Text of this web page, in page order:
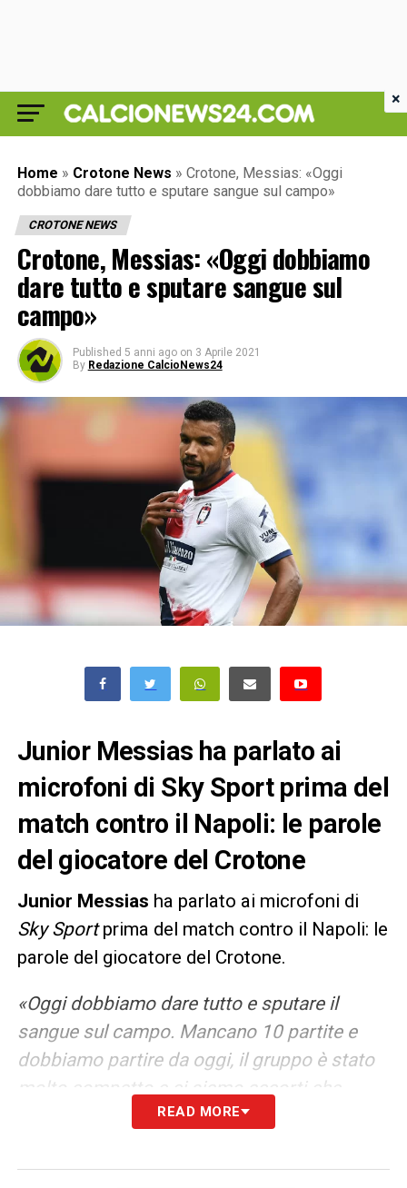
Home » Crotone News » Crotone, Messias: «Oggi
dobbiamo dare tutto e sputare sangue sul campo»
CROTONE NEWS
Crotone, Messias: «Oggi dobbiamo
dare tutto e sputare sangue sul
campo»
Published 5 anni ago on 3 Aprile 2021
By Redazione CalcioNews24
Junior Messias ha parlato ai
microfoni di Sky Sport prima del
match contro il Napoli: le parole
del giocatore del Crotone
Junior Messias ha parlato ai microfoni di
Sky Sportprima del match contro il Napoli: le
parole del giocatore del Crotone.
«Oggi dobbiamo dare tutto e sputare il
sangue sul campo. Mancano 10 partite e
dobbiamo partire da oggi, il gruppo è stato
molto compatto e ci siamo accorti che
dovevamo fare qualcosa in più per arrivare al
READ MORE
×